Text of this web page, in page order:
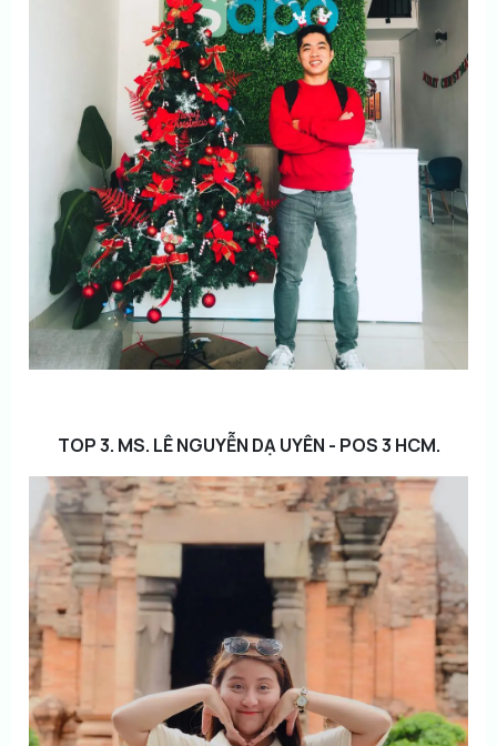
TOP 3. MS. LÊ NGUYỄN DẠ UYÊN - POS 3 HCM.